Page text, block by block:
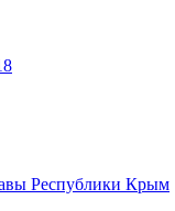
Республики Крым